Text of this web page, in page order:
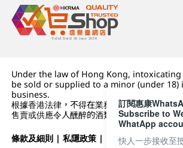
Under the law of Hong Kong,
be sold or supplied to a minor (under 18)
business.
根據香港法律，不得在業務過程中，向未成年
售賣或供應令人醺醉的酒類。
條款及細則 |私隱政策 | DFI零售集團
訂閱惠康
Subscribe to
WhatApp
快人一步接收至